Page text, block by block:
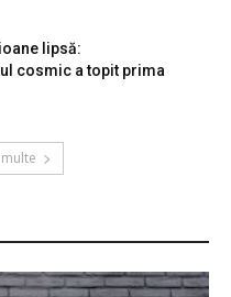
lipsă:
cosmic a topit prima